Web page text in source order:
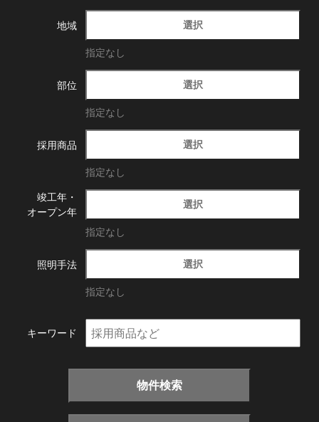
地域 選択
指定なし
部位 選択
指定なし
採用商品 選択
指定なし
竣工年・
オープン年
選択
指定なし
照明手法 選択
指定なし
キーワード
物件検索